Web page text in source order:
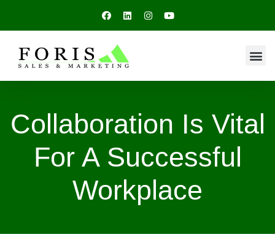
Collaboration Is Vital
For A Successful
Workplace